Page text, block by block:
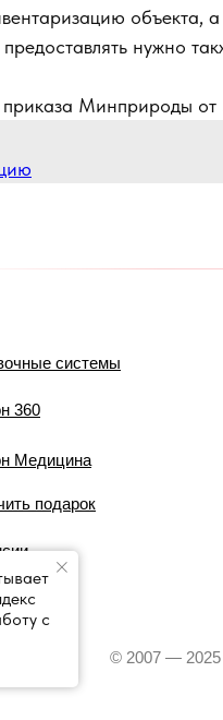
объекта,
нужно
приказа Минприроды
системы
360
Медицина
подарок
© 2007 — 2025
с